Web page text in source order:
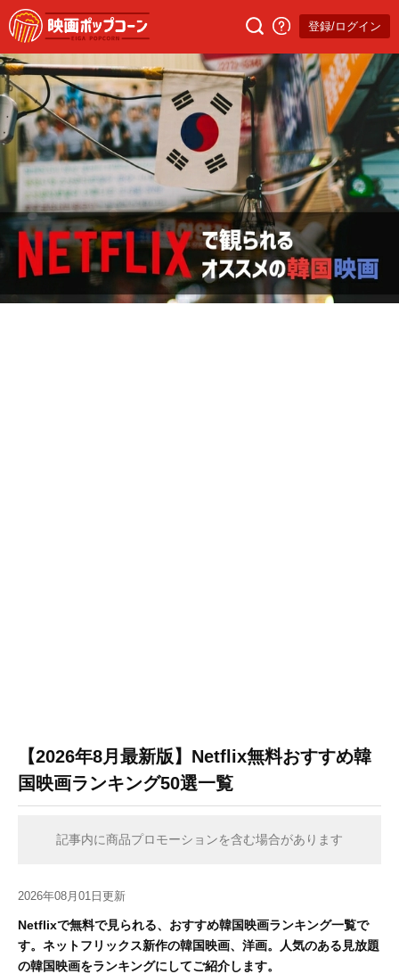
登録/ログイン
【2026年8月最新版】Netflix無料おすすめ韓
国映画ランキング50選一覧
記事内に商品プロモーションを含む場合があります
2026年08月01日更新
Netflixで無料で見られる、おすすめ韓国映画ランキング一覧で
す。ネットフリックス新作の韓国映画、洋画。人気のある見放題
の韓国映画をランキングにしてご紹介します。